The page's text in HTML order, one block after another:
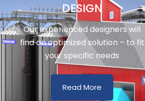
DESIGN
Our experienced designers will
find an optimized solution – to fit
your specific needs
Read More